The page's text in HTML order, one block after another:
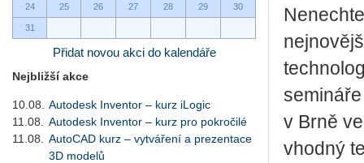
24 25 26 27 28 29 30
31
Přidat novou akci do kalendáře
Nejbližší akce
10.08.
Autodesk Inventor – kurz iLogic
11.08.
Autodesk Inventor – kurz pro pokročilé
11.08.
AutoCAD kurz – vytváření a prezentace
3D modelů
v Brně
vhodný